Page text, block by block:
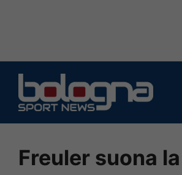
contenuto
Freuler suona